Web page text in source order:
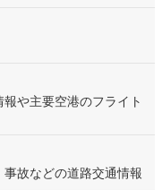
や主要空港のフライト
故などの道路交通情報